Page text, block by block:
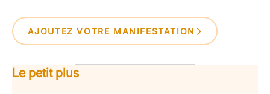
AJOUTEZ VOTRE MANIFESTATION
Le petit plus